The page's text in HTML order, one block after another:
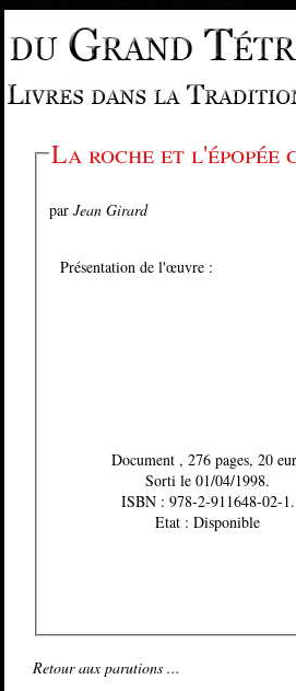
La roche et l'épopée
par Jean Girard
Présentation de l'œuvre :
Document , 276 pages, 20
Sorti le 01/04/1998.
ISBN : 978-2-911648-02-1.
Etat : Disponible
Retour aux parutions ...